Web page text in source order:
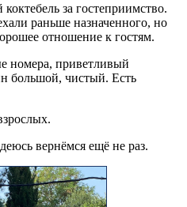
за гостеприимство.
раньше назначенного, но
отношение к гостям.
номера, приветливый
большой, чистый. Есть
вернёмся ещё не раз.